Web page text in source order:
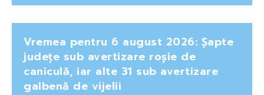
Vremea pentru 6 august 2026: Șapte
județe sub avertizare roșie de
caniculă, iar alte 31 sub avertizare
galbenă de vijelii